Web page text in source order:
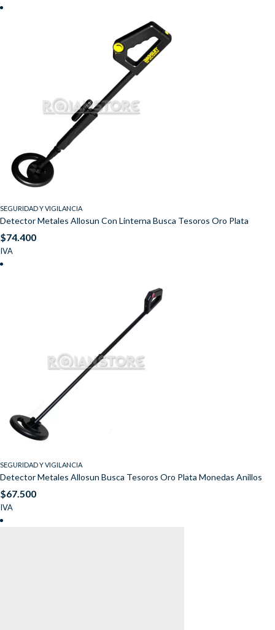
SEGURIDAD Y VIGILANCIA
Detector Metales Allosun Con Linterna Busca Tesoros Oro Plata
$74.400
IVA
SEGURIDAD Y VIGILANCIA
Detector Metales Allosun Busca Tesoros Oro Plata Monedas Anillos
$67.500
IVA